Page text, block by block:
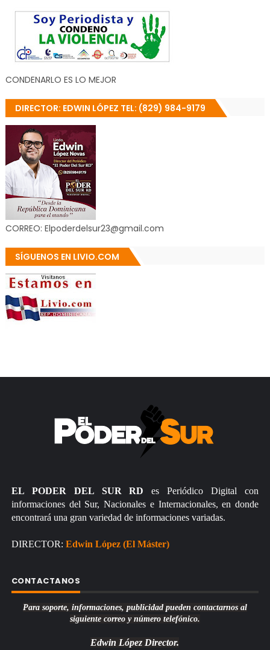
CONDENARLO ES LO MEJOR
DIRECTOR: EDWIN LÓPEZ TEL: (829) 984-9179
CORREO: Elpoderdelsur23@gmail.com
SÍGUENOS EN LIVIO.COM
EL PODER DEL SUR RD es Periódico Digital con
informaciones del Sur, Nacionales e Internacionales, en donde
encontrará una gran variedad de informaciones variadas.
DIRECTOR: Edwin López (El Máster)
CONTACTANOS
Para soporte, informaciones, publicidad pueden contactarnos al
siguiente correo y número telefónico.
Edwin López Director.